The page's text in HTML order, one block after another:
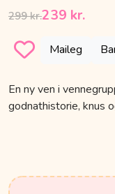
299 kr.239 kr.
Maileg
En ny ven i
godnathistorie, knus